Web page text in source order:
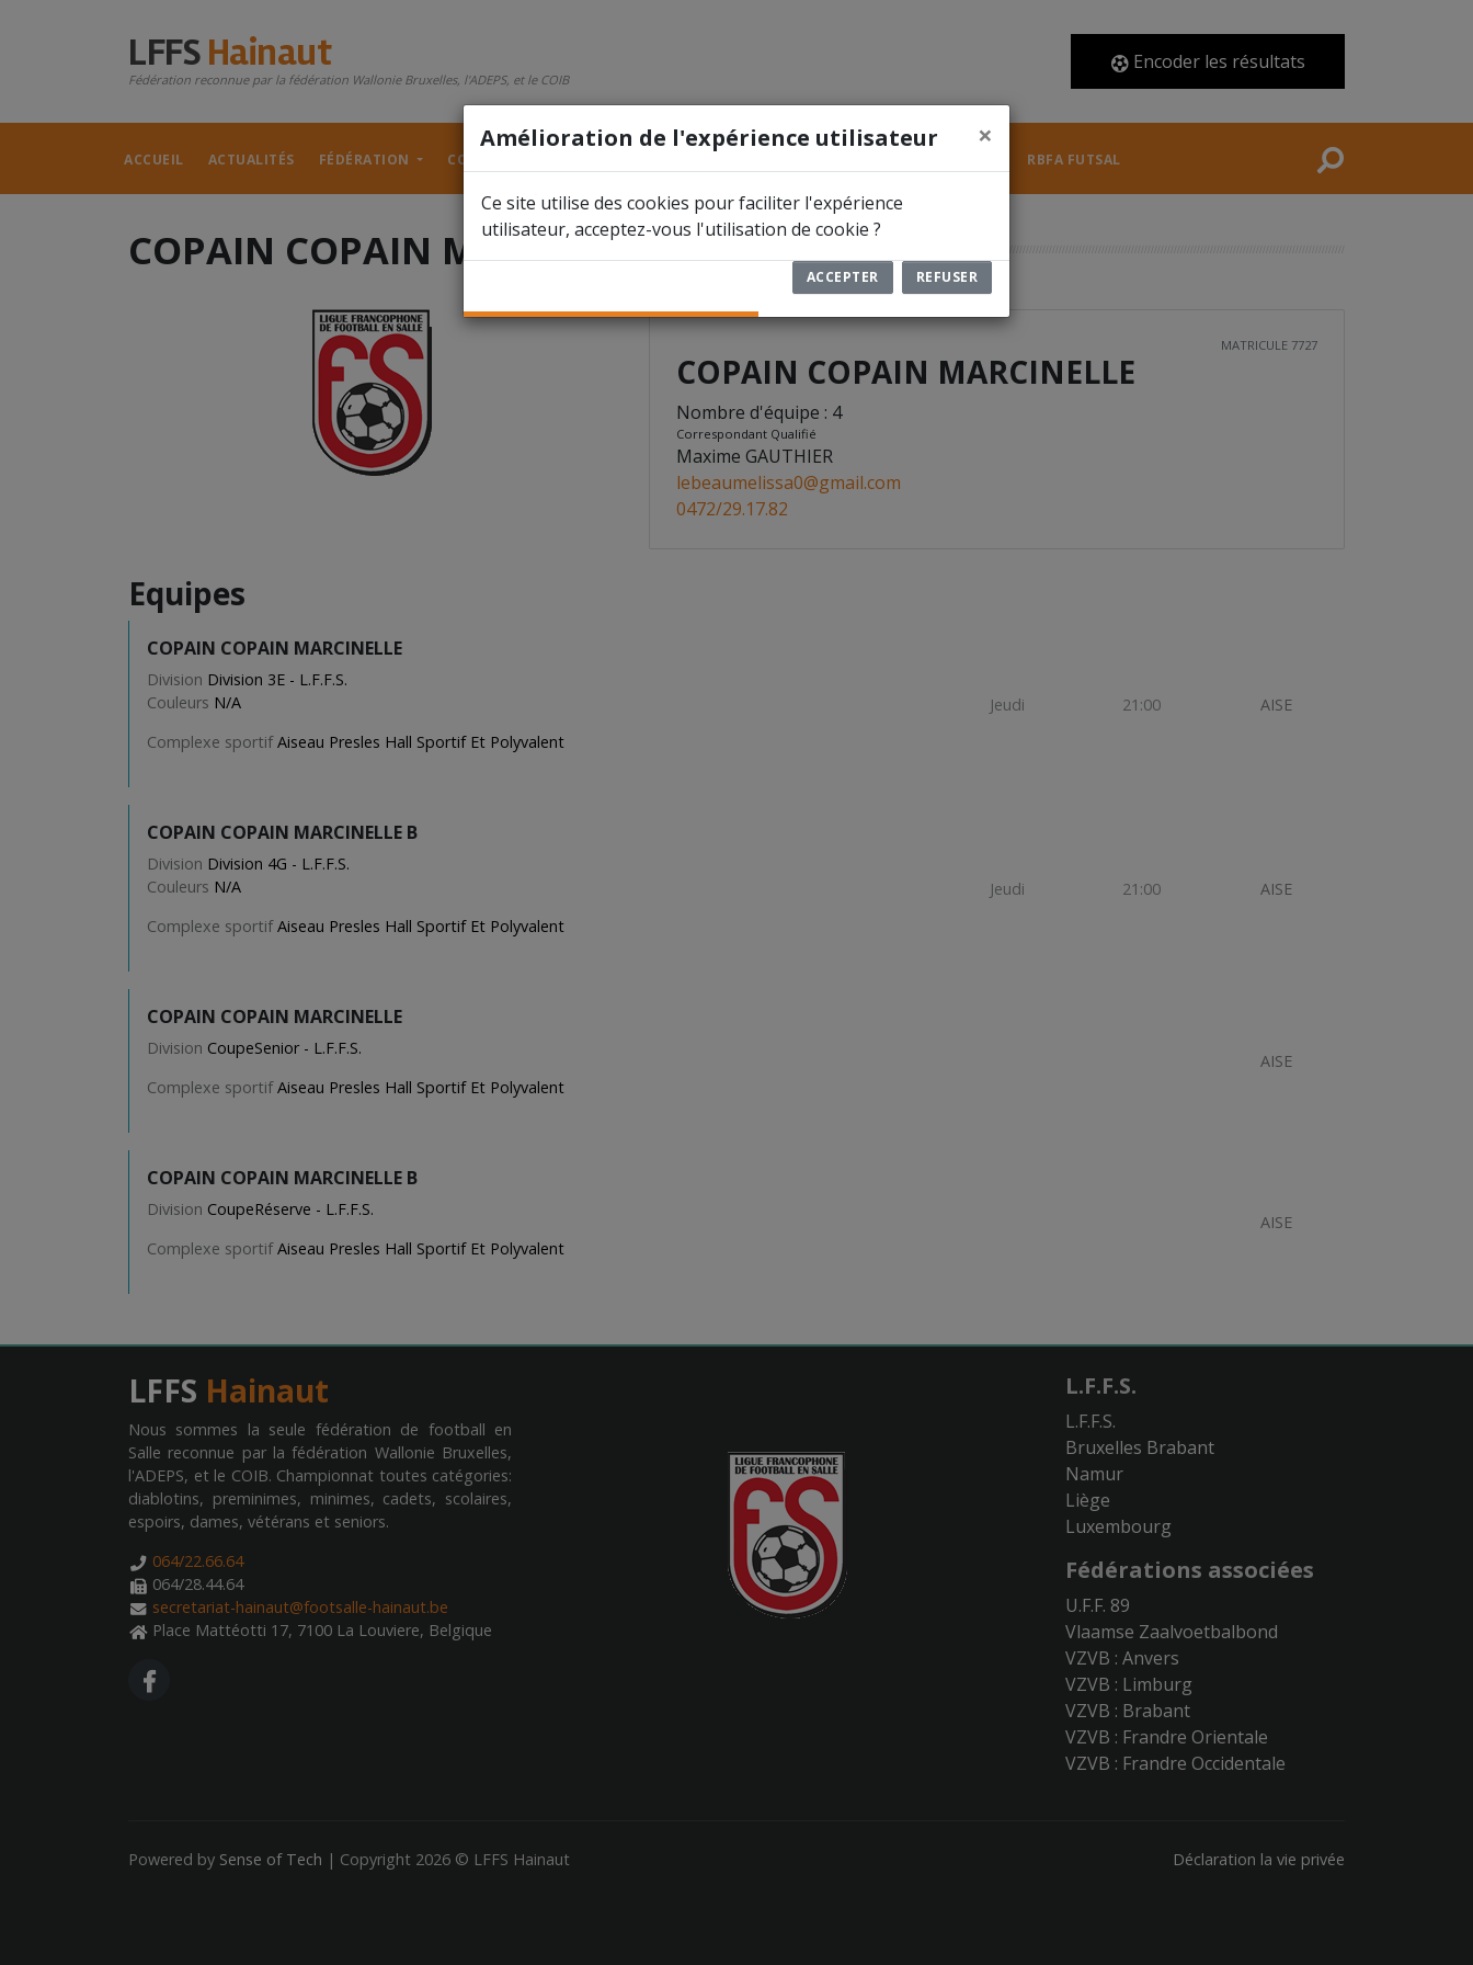
LFFSHainaut
Fédération reconnue par la fédération Wallonie Bruxelles, l'ADEPS, et le COIB
Encoder les résultats
ACCUEIL ACTUALITÉS FÉDÉRATION COMPÉTITIONS RBFA FUTSAL
COPAIN COPAIN MARCINELLE7727
MATRICULE 7727
COPAIN COPAIN MARCINELLE
Nombre d'équipe : 4
Correspondant Qualifié
Maxime GAUTHIER
lebeaumelissa0@gmail.com
0472/29.17.82
Equipes
COPAIN COPAIN MARCINELLE
Division Division 3E - L.F.F.S.
Couleurs N/A
Complexe sportif Aiseau Presles Hall Sportif Et Polyvalent
Jeudi 21:00 AISE
COPAIN COPAIN MARCINELLE B
Division Division 4G - L.F.F.S.
Couleurs N/A
Complexe sportif Aiseau Presles Hall Sportif Et Polyvalent
Jeudi 21:00 AISE
COPAIN COPAIN MARCINELLE
Division CoupeSenior - L.F.F.S.
Complexe sportif Aiseau Presles Hall Sportif Et Polyvalent
AISE
COPAIN COPAIN MARCINELLE B
Division CoupeRéserve - L.F.F.S.
Complexe sportif Aiseau Presles Hall Sportif Et Polyvalent
AISE
LFFS Hainaut
Nous sommes la seule fédération de football en
Salle reconnue par la fédération Wallonie Bruxelles,
l'ADEPS, et le COIB. Championnat toutes catégories:
diablotins, preminimes, minimes, cadets, scolaires,
espoirs, dames, vétérans et seniors.
064/22.66.64
064/28.44.64
secretariat-hainaut@footsalle-hainaut.be
Place Mattéotti 17, 7100 La Louviere, Belgique
FA FACEBOOK F
L.F.F.S.
L.F.F.S.
Bruxelles Brabant
Namur
Liège
Luxembourg
Fédérations associées
U.F.F. 89
Vlaamse Zaalvoetbalbond
VZVB : Anvers
VZVB : Limburg
VZVB : Brabant
VZVB : Frandre Orientale
VZVB : Frandre Occidentale
Powered by Sense of Tech | Copyright 2026 © LFFS Hainaut Déclaration la vie privée
Amélioration de l'expérience utilisateur ×
Ce site utilise des cookies pour faciliter l'expérience
utilisateur, acceptez-vous l'utilisation de cookie ?
ACCEPTER REFUSER
COMPÉTITIONS